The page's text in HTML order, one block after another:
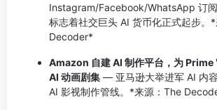
Instagram/Facebook/WhatsApp 订阅
标志着社交巨头 AI 货币化正式起步。
Decoder*
Amazon 自建 AI 制作平台，为 Prime
AI 动画剧集 — 亚马逊大举进军 AI 内
AI 影视制作管线。*来源：The